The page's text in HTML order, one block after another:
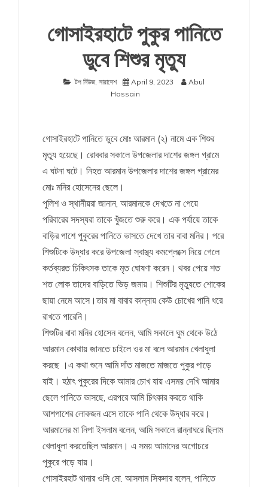
গোসাইরহাটে পুকুর পানিতে
ডুবে শিশুর মৃত্যু
টপ নিউজ, সারাদেশ April 9, 2023
Abul
Hossain
গোসাইরহাটে পানিতে ডুবে মোঃ আরমান (২) নামে এক শিশুর
মৃত্যু হয়েছে। রোববার সকালে উপজেলার দাশের জঙ্গল গ্রামে
এ ঘটনা ঘটে। নিহত আরমান উপজেলার দাশের জঙ্গল গ্রামের
মোঃ মনির হোসেনের ছেলে।
পুলিশ ও স্থানীয়রা জানান, আরমানকে দেখতে না পেয়ে
পরিবারের সদস্যরা তাকে খুঁজতে শুরু করে। এক পর্যায়ে তাকে
বাড়ির পাশে পুকুরের পানিতে ভাসতে দেখে তার বাবা মনির। পরে
শিশুটিকে উদ্ধার করে উপজেলা স্বাস্থ্য কমপ্লেক্সে নিয়ে গেলে
কর্তব্যরত চিকিৎসক তাকে মৃত ঘোষণা করেন। থবর পেয়ে শত
শত লোক তাদের বাড়িতে ভিড় জমায়। শিশুটির মৃত্যুতে শোকের
ছায়া নেমে আসে।তার মা বাবার কান্নায় কেউ চোখের পানি ধরে
রাখতে পারেনি।
শিশুটির বাবা মনির হোসেন বলেন, আমি সকালে ঘুম থেকে উঠে
আরমান কোথায় জানতে চাইলে ওর মা বলে আরমান খেলাধুলা
করছে ।এ কথা শুনে আমি দাঁত মাজতে মাজতে পুকুর পাড়ে
যাই। হঠাৎ পুকুরের দিকে আমার চোখ যায় এসময় দেখি আমার
ছেলে পানিতে ভাসছে, এরপরে আমি চিৎকার করতে থাকি
আশপাশের লোকজন এসে তাকে পানি থেকে উদ্ধার করে।
আরমানের মা নিপা ইসলাম বলেন, আমি সকালে রান্নাঘরে ছিলাম
খেলাধুলা করতেছিল আরমান। এ সময় আমাদের অগোচরে
পুকুরে পড়ে যায়।
গোসাইরহাট থানার ওসি মো. আসলাম সিকদার বলেন, পানিতে